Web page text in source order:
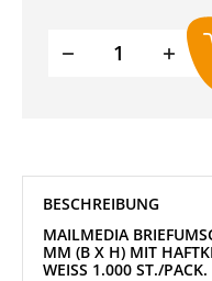
Produkt
BESCHREIBUNG
MAILMEDIA
MM (B X H) MIT
WEISS 1.000 ST./PACK.